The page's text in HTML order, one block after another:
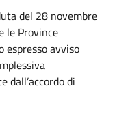
del 28 novembre
le Province
espresso avviso
dall’accordo di